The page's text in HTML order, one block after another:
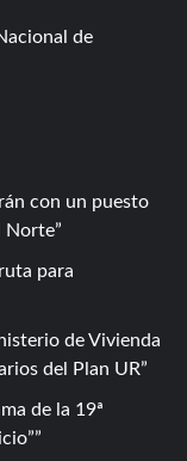
de
con un puesto
Norte
para
de Vivienda
del Plan UR
de la 19ª